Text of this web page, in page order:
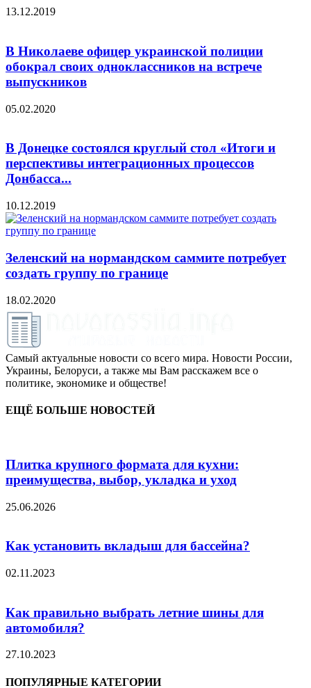
13.12.2019
В Николаеве офицер украинской полиции
обокрал своих одноклассников на встрече
выпускников
05.02.2020
В Донецке состоялся круглый стол «Итоги и
перспективы интеграционных процессов
Донбасса...
10.12.2019
Зеленский на нормандском саммите потребует
создать группу по границе
18.02.2020
Самый актуальные новости со всего мира. Новости России,
Украины, Белоруси, а также мы Вам расскажем все о
политике, экономике и обществе!
ЕЩЁ БОЛЬШЕ НОВОСТЕЙ
Плитка крупного формата для кухни:
преимущества, выбор, укладка и уход
25.06.2026
Как установить вкладыш для бассейна?
02.11.2023
Как правильно выбрать летние шины для
автомобиля?
27.10.2023
ПОПУЛЯРНЫЕ КАТЕГОРИИ